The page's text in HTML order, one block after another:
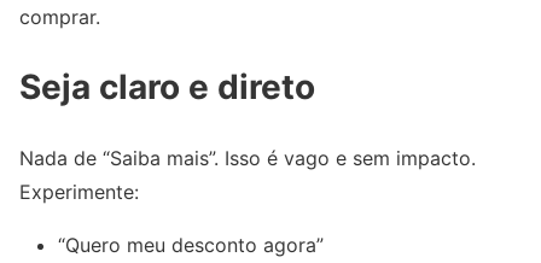
comprar.
Seja claro e direto
Nada de “Saiba mais”. Isso é vago e sem impacto.
Experimente:
“Quero meu desconto agora”